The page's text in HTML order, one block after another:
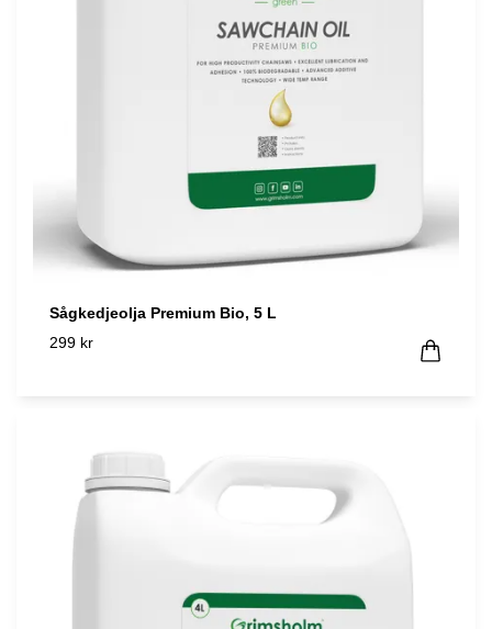
Sågkedjeolja Premium Bio, 5 L
299 kr